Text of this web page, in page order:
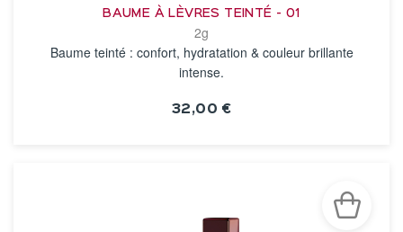
BAUME À LÈVRES TEINTÉ - 01
2g
Baume teinté : confort, hydratation & couleur brillante
intense.
32,00 €